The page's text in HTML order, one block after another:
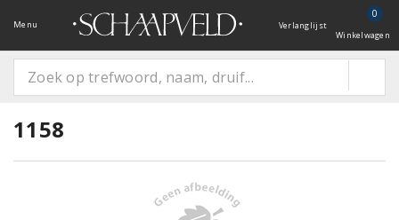
Menu Verlanglijst
0
Winkelwagen
1158